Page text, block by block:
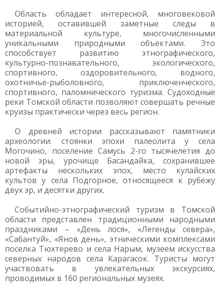
Область обладает интересной, многовековой
историей, оставившей заметные следы в
материальной культуре, многочисленными
уникальными природными объектами. Это
способствует развитию этнографического,
культурно-познавательного, экологического,
спортивного, оздоровительного, водного,
охотничье-рыболовного, приключенческого,
спортивного, паломнического туризма. Судоходные
реки Томской области позволяют совершать речные
круизы практически через весь регион.
О древней истории рассказывают памятники
археологии: стоянки эпохи палеолита у села
Могочино, поселение Самусь 2-го тысячелетия до
новой эры, урочище Басандайка, сохранившее
артефакты нескольких эпох, место кулайских
культов у села Подгорное, относящееся к рубежу
двух эр, и десятки других.
Событийно-этнографический туризм в Томской
области представлен традиционными народными
праздниками – «День лося», «Легенды севера»,
«Сабантуй», «Янов день», этническими комплексами
поселка Тюхтерево и села Нарым, музеем искусства
северных народов села Карагасок. Туристы могут
участвовать в увлекательных экскурсиях,
проводимых в 160 региональных музеях.